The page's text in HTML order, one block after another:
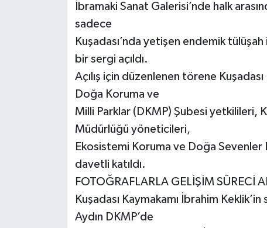
İbramaki Sanat Galerisi’nde halk
sadece
Kuşadası’nda yetişen endemik
bir sergi açıldı.
Açılış için düzenlenen törene
Doğa Koruma ve
Milli Parklar (DKMP) Şubesi yetkilileri,
Müdürlüğü yöneticileri,
Ekosistemi Koruma ve Doğa Sevenler
davetli katıldı.
FOTOĞRAFLARLA GELİŞİM SÜRECİ
Kuşadası Kaymakamı İbrahim
Aydın DKMP’de